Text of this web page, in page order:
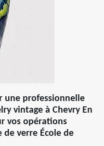
une professionnelle
vintage à Chevry En
vos opérations
de verre École de